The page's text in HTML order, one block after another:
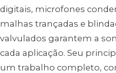
digitais, microfones
malhas trançadas e
valvulados garantem a
cada aplicação. Seu
um trabalho completo,